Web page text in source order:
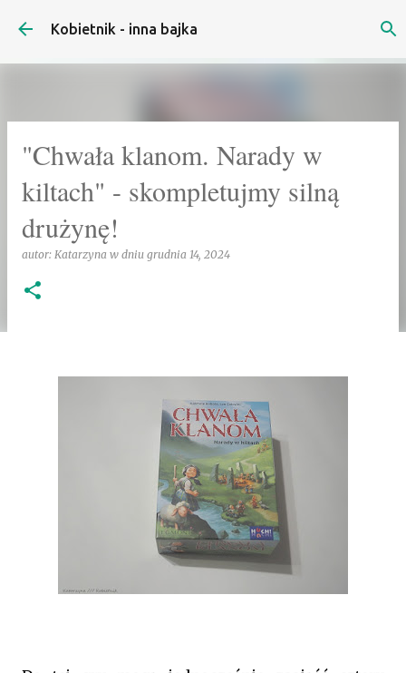
Przejdź do głównej zawartości
Kobietnik - inna bajka
"Chwała klanom. Narady w
kiltach" - skompletujmy silną
drużynę!
autor: Katarzyna w dniu grudnia 14, 2024